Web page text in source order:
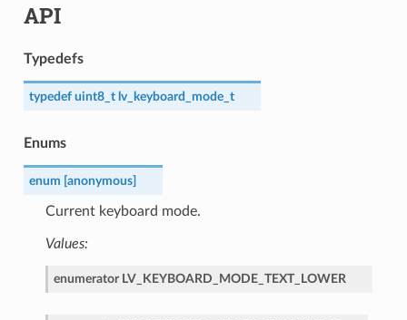
API
Typedefs
typedef uint8_t lv_keyboard_mode_t
Enums
enum [anonymous]
Current keyboard mode.
Values:
enumerator LV_KEYBOARD_MODE_TEXT_LOWER